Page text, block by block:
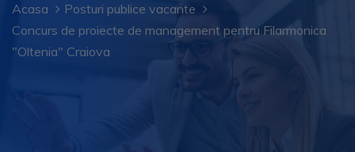
Acasa
Posturi publice vacante
Concurs de proiecte de management pentru Filarmonica
"Oltenia" Craiova